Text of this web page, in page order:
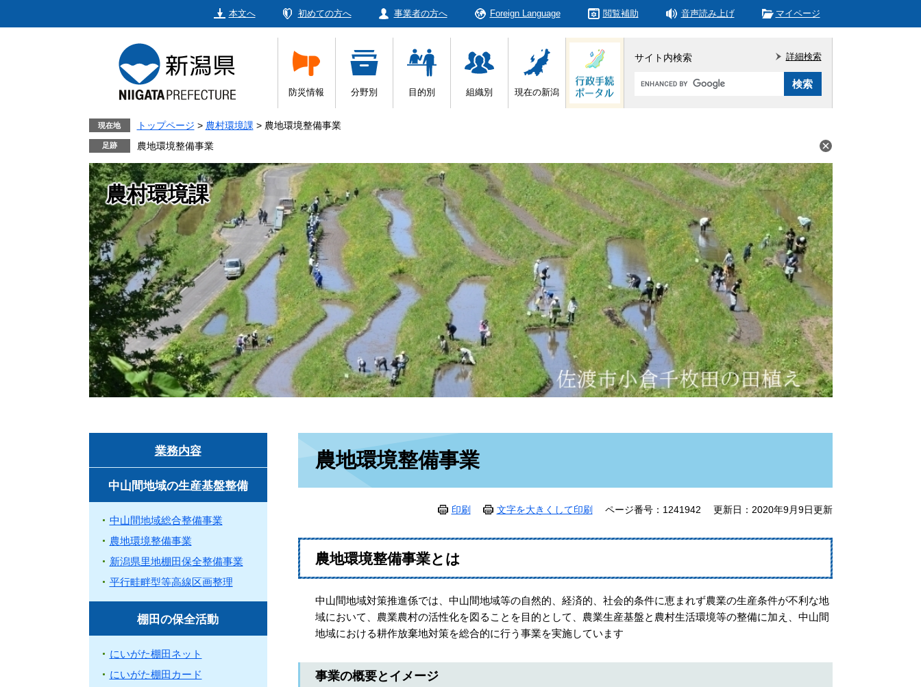
本文へ 初めての方へ 事業者の方へ Foreign Language 閲覧補助 音声読み上げ マイページ
防災情報 分野別 目的別 組織別 現在の新潟
サイト内検索
Google
索
詳細検索
現在地 トップページ > 農村環境課 > 農地環境整備事業
農地環境整備事業
農村環境課
農地環境整備事業
印刷 文字を大きくして印刷 ページ番号：1241942 更新日：2020年9月9日更新
農地環境整備事業とは
中山間地域対策推進係では、中山間地域等の自然的、経済的、社会的条件に恵まれず農業の生産条件が不利な地
域において、農業農村の活性化を図ることを目的として、農業生産基盤と農村生活環境等の整備に加え、中山間
地域における耕作放棄地対策を総合的に行う事業を実施しています
事業の概要とイメージ
業務内容
中山間地域の生産基盤整備
中山間地域総合整備事業
農地環境整備事業
新潟県里地棚田保全整備事業
平行畦畔型等高線区画整理
棚田の保全活動
にいがた棚田ネット
にいがた棚田カード